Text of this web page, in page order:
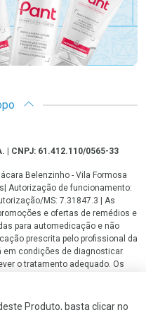
Produto, basta clicar no
| CNPJ: 61.412.110/0565-33
Belenzinho - Vila Formosa
Autorização de funcionamento:
MS: 7.31847.3 | As
e ofertas de remédios e
para automedicação e não
prescrita pelo profissional da
em condições de diagnosticar
o tratamento adequado. Os
ilustrativas. *Preços e
decorrer do dia. Antibióticos e